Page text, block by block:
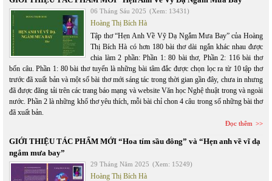
06 Tháng Sáu 2025 (Xem: 13431)
Hoàng Thị Bích Hà
Tập thơ “Hẹn Anh Về Vỹ Dạ Ngắm Mưa Bay” của Hoàng
Thị Bích Hà có hơn 180 bài thơ dài ngắn khác nhau được
chia làm 2 phần: Phần 1: 80 bài thơ, Phần 2: 116 bài thơ
bốn câu. Phần 1: 80 bài thơ tuyển là những bài tâm đắc được chọn lọc ra từ 10 tập thơ
trước đã xuất bản và một số bài thơ mới sáng tác trong thời gian gần đây, chưa in nhưng
đã được đăng tải trên các trang báo mạng và website Văn học Nghệ thuật trong và ngoài
nước. Phần 2 là những khổ thơ yêu thích, mỗi bài chỉ chon 4 câu trong số những bài thơ
đã xuất bản.
Đọc thêm
GIỚI THIỆU TÁC PHẨM MỚI “Hoa tím sầu đông” và “Hẹn anh về vĩ dạ
ngắm mưa bay”
29 Tháng Năm 2025 (Xem: 15249)
Hoàng Thị Bích Hà